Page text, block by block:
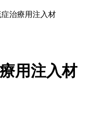
治療用注入材
用注入材